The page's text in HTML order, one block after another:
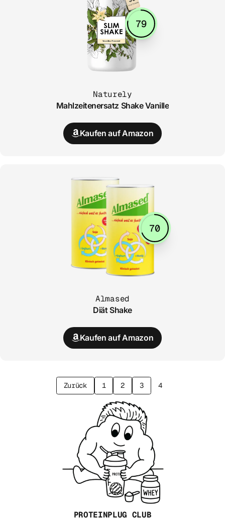
79
Naturely
Mahlzeitenersatz Shake Vanille
Kaufen auf Amazon
70
Almased
Diät Shake
Kaufen auf Amazon
Zurück 1 2 3 4
PROTEINPLUG CLUB